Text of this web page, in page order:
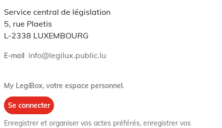
Service central de législation
5, rue Plaetis
L-2338 LUXEMBOURG
E-mail info@legilux.public.lu
My LegiBox, votre espace personnel.
Se connecter
Enregistrer et organiser vos actes préférés, enregistrer vos